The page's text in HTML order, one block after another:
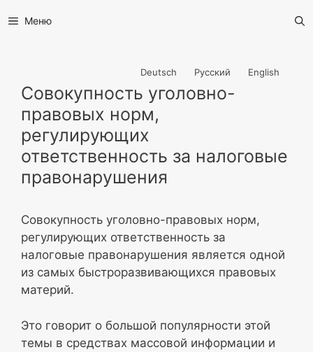
Меню
Deutsch Русский English
Совокупность уголовно-
правовых норм,
регулирующих
ответственность за налоговые
правонарушения
Совокупность уголовно-правовых норм,
регулирующих ответственность за
налоговые правонарушения является одной
из самых быстроразвивающихся правовых
материй.
Это говорит о большой популярности этой
темы в средствах массовой информации и